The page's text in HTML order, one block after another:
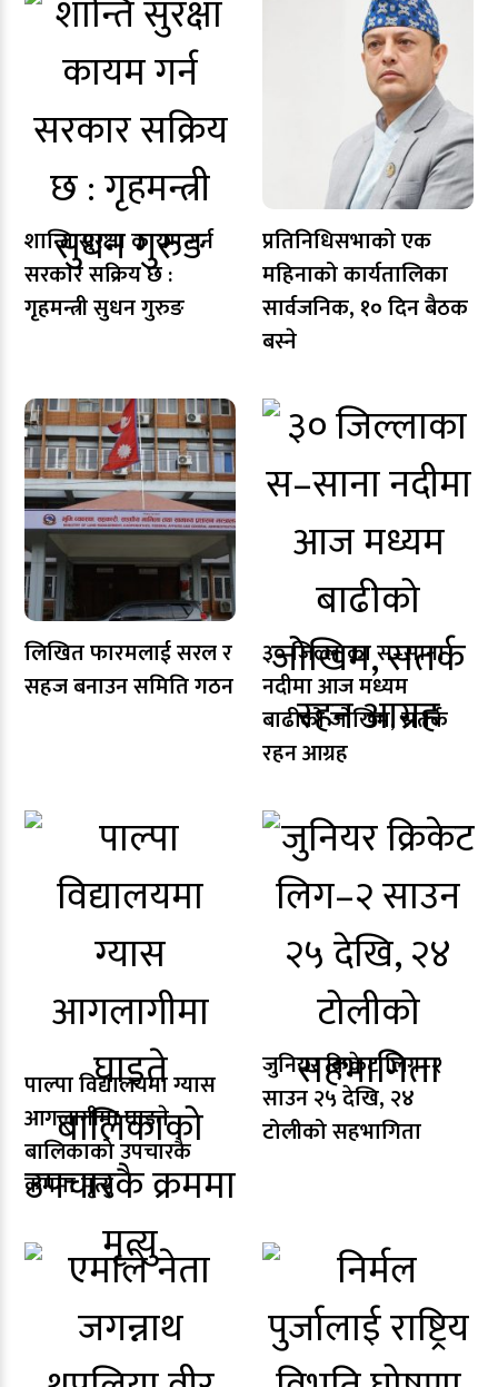
शान्ति सुरक्षा कायम गर्न
सरकार सक्रिय छ :
गृहमन्त्री सुधन गुरुङ
प्रतिनिधिसभाको एक
महिनाको कार्यतालिका
सार्वजनिक, १० दिन बैठक
बस्ने
लिखित फारमलाई सरल र
सहज बनाउन समिति गठन
३० जिल्लाका स–साना
नदीमा आज मध्यम
बाढीको जोखिम, सतर्क
रहन आग्रह
पाल्पा विद्यालयमा ग्यास
आगलागीमा घाइते
बालिकाको उपचारकै
क्रममा मृत्यु
जुनियर क्रिकेट लिग–२
साउन २५ देखि, २४
टोलीको सहभागिता